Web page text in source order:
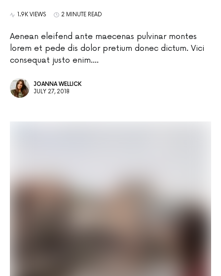
1.9K VIEWS 2 MINUTE READ
Aenean eleifend ante maecenas pulvinar montes
lorem et pede dis dolor pretium donec dictum. Vici
consequat justo enim.…
JOANNA WELLICK
JULY 27, 2018